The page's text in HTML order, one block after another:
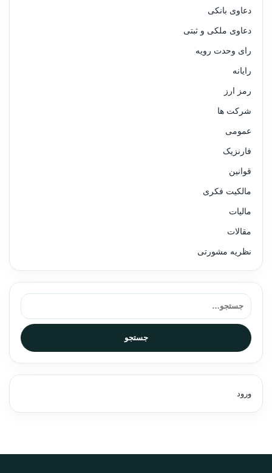
دعاوی بانکی
دعاوی ملکی و ثبتی
رای وحدت رویه
رایانه
رمز ارز
شرکت ها
عمومی
فارنزیک
قوانین
مالکیت فکری
مالیات
مقالات
نظریه مشورتی
جستجو برای:
جستجو
ورود